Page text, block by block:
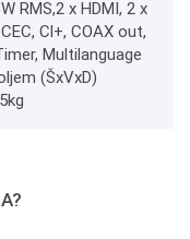
RMS,2 x HDMI, 2 x
Cl+, COAX out,
Multilanguage
(ŠxVxD)